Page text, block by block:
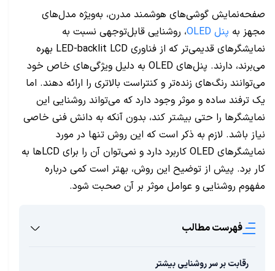
صفحه‌نمایش گوشی‌های هوشمند مدرن، به‌ویژه مدل‌های
مجهز به پنل OLED
، روشنایی قابل‌توجهی نسبت به
نمایشگرهای قدیمی‌تر که از فناوری LED-backlit LCD بهره
می‌برند، دارند. پنل‌های OLED به دلیل ویژگی‌های خاص خود
می‌توانند رنگ‌های زنده‌تر و کنتراست بالاتری را ارائه دهند. اما
یک ترفند ساده و موثر وجود دارد که می‌تواند روشنایی این
نمایشگرها را حتی بیشتر کند، بدون آنکه به دانش فنی خاصی
نیاز باشد. لازم به ذکر است که این روش تنها در مورد
نمایشگرهای OLED کاربرد دارد و نمی‌توان آن را برای LCDها به
کار برد. پیش از توضیح این روش، بهتر است کمی درباره
مفهوم روشنایی و عوامل موثر بر آن صحبت شود.
فهرست مطالب
رقابت بر سر روشنایی بیشتر